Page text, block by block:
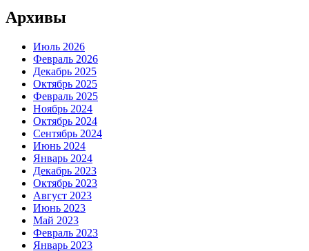
Архивы
Июль 2026
Февраль 2026
Декабрь 2025
Октябрь 2025
Февраль 2025
Ноябрь 2024
Октябрь 2024
Сентябрь 2024
Июнь 2024
Январь 2024
Декабрь 2023
Октябрь 2023
Август 2023
Июнь 2023
Май 2023
Февраль 2023
Январь 2023